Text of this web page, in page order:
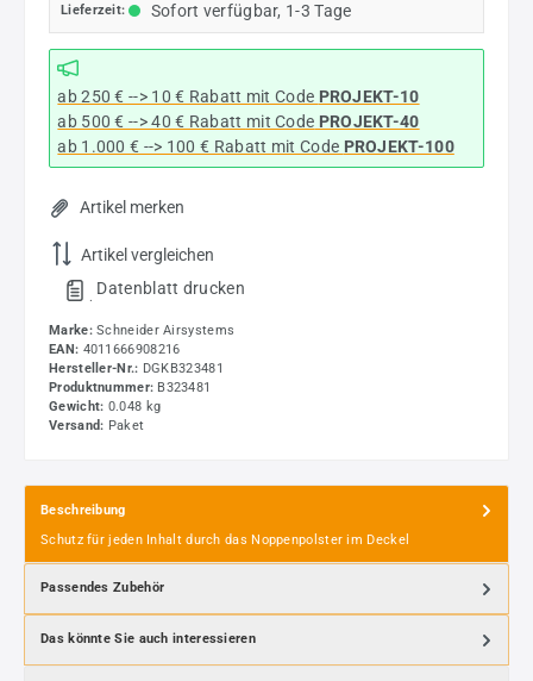
Lieferzeit: Sofort verfügbar, 1-3 Tage
ab 250 € --> 10 € Rabatt mit Code PROJEKT-10
ab 500 € --> 40 € Rabatt mit Code PROJEKT-40
ab 1.000 € --> 100 € Rabatt mit Code PROJEKT-100
Artikel merken
Artikel vergleichen
. Datenblatt drucken
Marke:Schneider Airsystems
EAN: 4011666908216
Hersteller-Nr.: DGKB323481
Produktnummer: B323481
Gewicht: 0.048 kg
Versand: Paket
Beschreibung
Schutz für jeden Inhalt durch das Noppenpolster im Deckel
Passendes Zubehör
Das könnte Sie auch interessieren